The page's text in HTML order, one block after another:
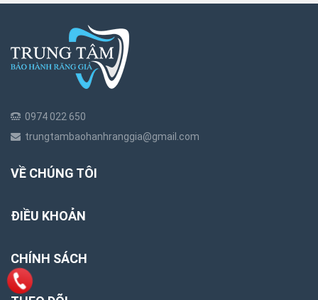
0974 022 650
trungtambaohanhranggia@gmail.com
VỀ CHÚNG TÔI
ĐIỀU KHOẢN
CHÍNH SÁCH